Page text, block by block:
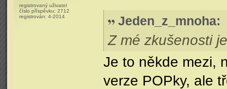
registrovaný uživatel
číslo příspěvku: 2712
registrován: 4-2014 Jeden_z_mnoha:
Z mé zkušenosti
Je to někde mezi,
verze POPky, ale